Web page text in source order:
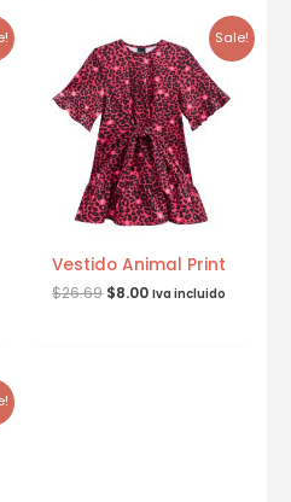
Sale!
Vestido Animal Print
$26.69 $8.00 Iva incluido